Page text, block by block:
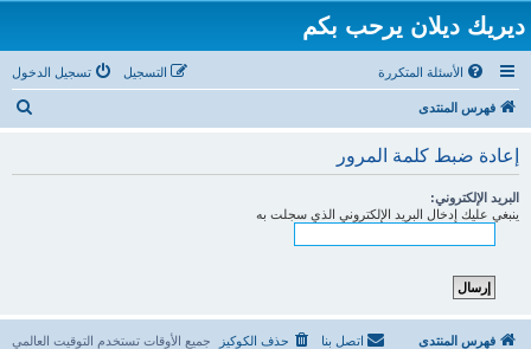
ديريك ديلان يرحب بكم
الأسئلة المتكررة تسجيل الدخول التسجيل
فهرس المنتدى
إعادة ضبط كلمة المرور
البريد الإلكتروني:
ينبغي عليك إدخال البريد الإلكتروني الذي سجلت به
فهرس المنتدى جميع الأوقات تستخدم التوقيت العالمي حذف الكوكيز اتصل بنا